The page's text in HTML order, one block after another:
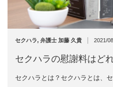
セクハラ, 弁護士 加藤 久貴 | 2021/
セクハラの慰謝料はど
セクハラとは？セクハラとは、